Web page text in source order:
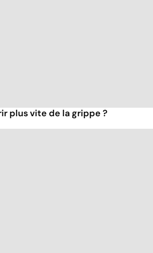
plus vite de la grippe ?